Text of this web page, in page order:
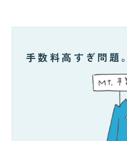
手数料高すぎ問題。